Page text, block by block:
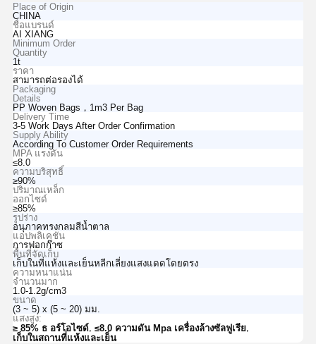
Place of Origin
CHINA
ชื่อแบรนด์
AI XIANG
Minimum Order
Quantity
1t
ราคา
สามารถต่อรองได้
Packaging
Details
PP Woven Bags，1m3 Per Bag
Delivery Time
3-5 Work Days After Order Confirmation
Supply Ability
According To Customer Order Requirements
MPA แรงดัน
≤8.0
ความบริสุทธิ์
≥90%
ปริมาณเหล็ก
ออกไซด์
≥85%
รูปร่าง
อนุภาคทรงกลมสีน้ำตาล
แอปพลิเคชัน
การฟอกก๊าซ
พื้นที่จัดเก็บ
เก็บในที่แห้งและเย็นหลีกเลี่ยงแสงแดดโดยตรง
ความหนาแน่น
จำนวนมาก
1.0-1.2g/cm3
ขนาด
(3 ~ 5) x (5 ~ 20) มม.
แสงสูง:
≥ 85% ธ อร์โอไซด์, ≤8.0 ความดัน Mpa เครื่องล้างซัลฟูเรีย,
เก็บในสถานที่แห้งและเย็น